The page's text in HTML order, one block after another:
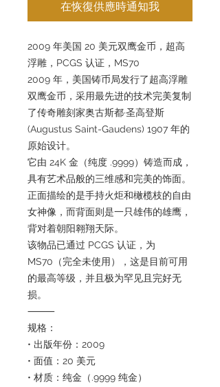
在恢復供應時通知我
2009 年美国 20 美元双鹰金币，超高
浮雕，PCGS 认证，MS70
2009 年，美国铸币局发行了超高浮雕
双鹰金币，采用最先进的技术完美复制
了传奇雕刻家奥古斯都·圣高登斯
(Augustus Saint-Gaudens) 1907 年的
原始设计。
它由 24K 金（纯度 .9999）铸造而成，
具有艺术品般的三维感和完美的饰面。
正面描绘的是手持火炬和橄榄枝的自由
女神像，而背面则是一只雄伟的雄鹰，
背对着朝阳翱翔天际。
该物品已通过 PCGS 认证，为
MS70（完全未使用），这是目前可用
的最高等级，并且极为罕见且完好无
损。
⸻
规格：
• 出版年份：2009
• 面值：20 美元
• 材质：纯金（.9999 纯金）